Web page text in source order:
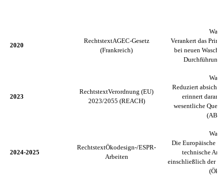
2020
RechtstextAGEC-Gesetz
(Frankreich)
Verankert das
bei neuen
2023
RechtstextVerordnung (EU)
2023/2055 (REACH)
Reduziert
erinnert
wesentliche
2024-2025
RechtstextÖkodesign-/ESPR-
Arbeiten
Die Europäische
technische
einschließlich der